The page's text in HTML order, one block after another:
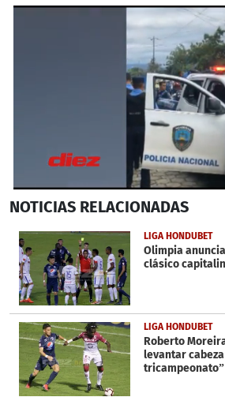
seconds
29
seconds
NOTICIAS RELACIONADAS
LIGA HONDUBET
Olimpia
clásico
LIGA HONDUBET
Roberto
levantar
tricampeonato”